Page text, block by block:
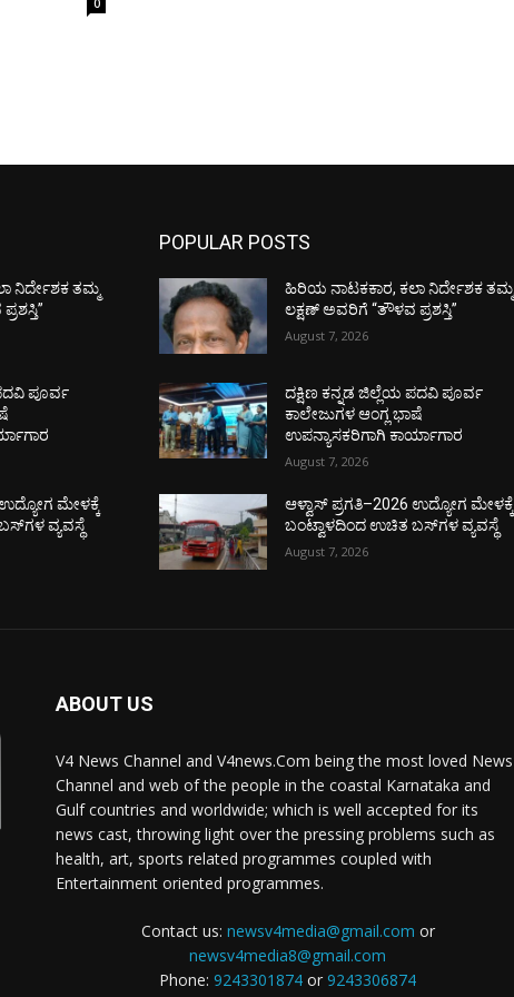
0
ನಿರ್ದೇಶಕ ತಮ್ಮ
ಪೂರ್ವ
ಉದ್ಯೋಗ ಮೇಳಕ್ಕೆ
ವ್ಯವಸ್ಥೆ
POPULAR POSTS
ಹಿರಿಯ ನಾಟಕಕಾರ, ಕಲಾ ನಿರ್ದೇಶಕ ತಮ್ಮ
ಲಕ್ಷಣ್ ಅವರಿಗೆ “ತೌಳವ ಪ್ರಶಸ್ತಿ”
August 7, 2026
ದಕ್ಷಿಣ ಕನ್ನಡ ಜಿಲ್ಲೆಯ ಪದವಿ ಪೂರ್ವ
ಕಾಲೇಜುಗಳ ಆಂಗ್ಲ ಭಾಷೆ
ಉಪನ್ಯಾಸಕರಿಗಾಗಿ ಕಾರ್ಯಾಗಾರ
August 7, 2026
ಆಳ್ವಾಸ್ ಪ್ರಗತಿ–2026 ಉದ್ಯೋಗ ಮೇಳಕ್ಕೆ
ಬಂಟ್ವಾಳದಿಂದ ಉಚಿತ ಬಸ್‌ಗಳ ವ್ಯವಸ್ಥೆ
August 7, 2026
ABOUT US
V4 News Channel and V4news.Com being the most loved News
Channel and web of the people in the coastal Karnataka and
Gulf countries and worldwide; which is well accepted for its
news cast, throwing light over the pressing problems such as
health, art, sports related programmes coupled with
Entertainment oriented programmes.
Contact us: newsv4media@gmail.com or
newsv4media8@gmail.com
Phone: 9243301874 or 9243306874